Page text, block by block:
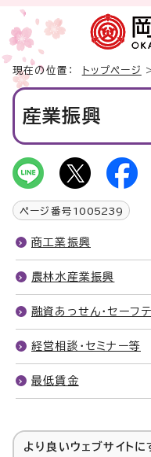
現在の位置： トップページ
産業振興
ページ番号 1005239
商工業振興
農林水産業振興
融資あっせん・セーフ
経営相談・セミナー等
最低賃金
より良いウェブサイト